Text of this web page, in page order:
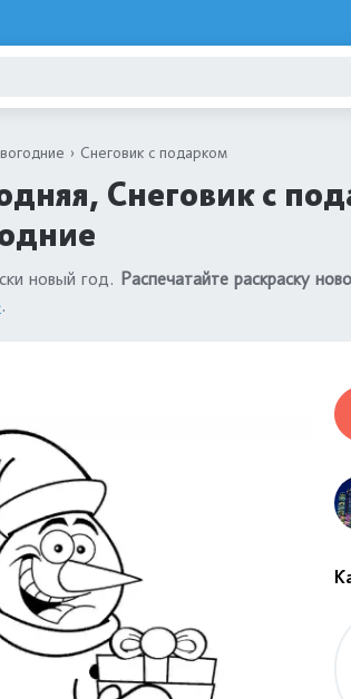
Снеговик с подарком
Снеговик с
новый год. Распечатайте раскраску
.